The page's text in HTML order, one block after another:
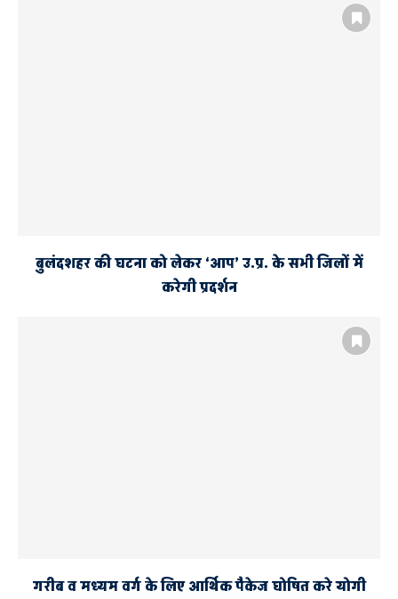
बुलंदशहर की घटना को लेकर ‘आप’ उ.प्र. के सभी जिलों में
करेगी प्रदर्शन
गरीब व मध्यम वर्ग के लिए आर्थिक पैकेज घोषित करे योगी